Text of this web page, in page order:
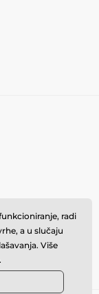
radi
a u slučaju
Više
.